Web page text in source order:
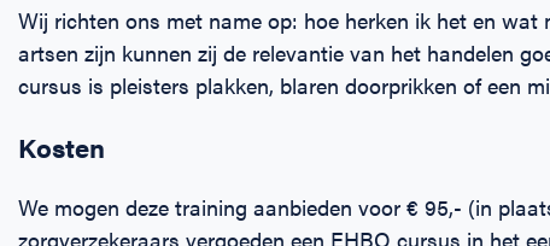
Wij richten ons met name op: hoe herken ik het en
artsen zijn kunnen zij de relevantie van het handelen
cursus is pleisters plakken, blaren doorprikken of een
Kosten
We mogen deze training aanbieden voor € 95,- (in
zorgverzekeraars vergoeden een EHBO cursus in het